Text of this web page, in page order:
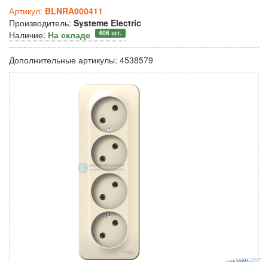
Артикул: BLNRA000411
Производитель: Systeme Electric
Наличие: На складе 406 шт.
Дополнительные артикулы: 4538579